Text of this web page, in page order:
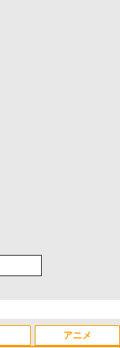
アニメ